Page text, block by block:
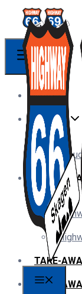
FORSIDE
TILBUD
Tilbud
TAKE-
TAKE-